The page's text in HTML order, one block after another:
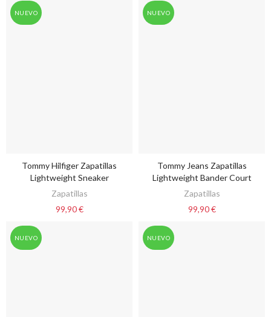
NUEVO
VER OPCIONES
Tommy Hilfiger Zapatillas
Lightweight Sneaker
Zapatillas
99,90 €
NUEVO
VER OPCIONES
Tommy Jeans Zapatillas
Lightweight Bander Court
Zapatillas
99,90 €
NUEVO NUEVO